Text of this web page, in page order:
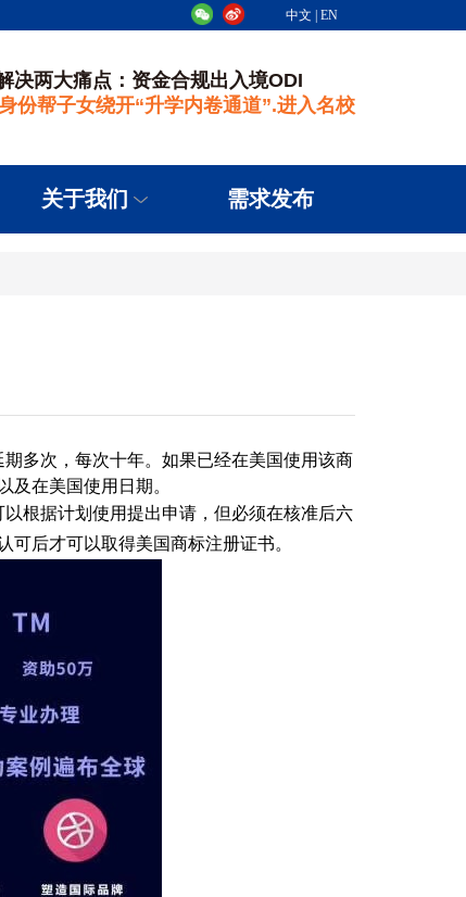
中文 EN
决两大痛点：资金合规出入境ODI
份帮子女绕开“升学内卷通道”.进入名校
关于我们 需求发布
多次，每次十年。 如果已经在美国使用该商
及在美国使用日期。
根据计划使用提出申请，但必须在核准后六
后才可以取得美国商标注册证书。